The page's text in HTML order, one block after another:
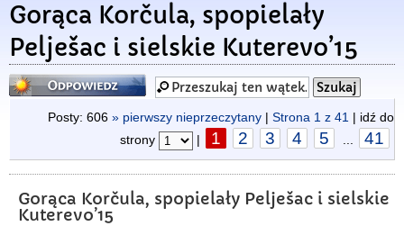
Gorąca Korčula, spopielały
Pelješac i sielskie Kuterevo’15
Odpowiedz
Posty: 606 » pierwszy nieprzeczytany | Strona 1 z 41 | idź do
strony
| 1 2 3 4 5 41
Gorąca Korčula, spopielały Pelješac i sielskie
Kuterevo’15